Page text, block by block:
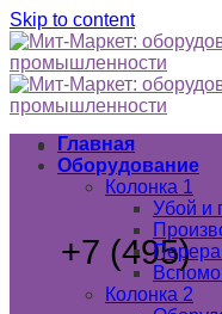
Skip to content
+7 (495)
03 02
Главная
Оборудование
Колонка 1
Убой и
Колонка 2